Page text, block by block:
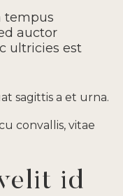
tempus
auctor
ultricies est
sagittis a et urna.
convallis, vitae
id